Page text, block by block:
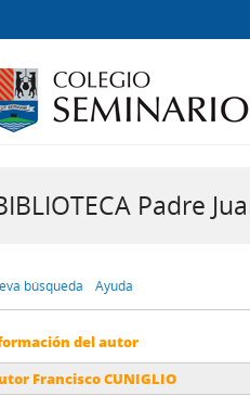
Padre
búsqueda Ayuda
del autor
Francisco CUNIGLIO